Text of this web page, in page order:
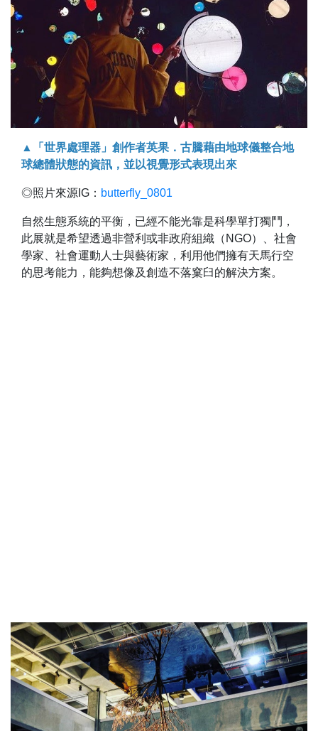
▲「世界處理器」創作者英果．古騰藉由地球儀整合地
球總體狀態的資訊，並以視覺形式表現出來
◎照片來源IG： butterfly_0801
自然生態系統的平衡，已經不能光靠是科學單打獨鬥，
此展就是希望透過非營利或非政府組織（NGO）、社會
學家、社會運動人士與藝術家，利用他們擁有天馬行空
的思考能力，能夠想像及創造不落窠臼的解決方案。